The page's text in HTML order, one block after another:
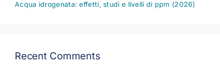
Acqua idrogenata: effetti, studi e livelli di ppm (2026)
Recent Comments